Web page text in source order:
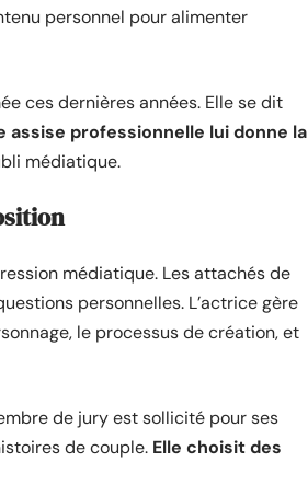
personnel pour alimenter
ces dernières années. Elle se dit
assise professionnelle lui donne la
médiatique.
médiatique. Les attachés de
personnelles. L’actrice gère
le processus de création, et
de jury est sollicité pour ses
de couple. Elle choisit des